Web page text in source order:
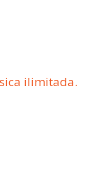
ilimitada.